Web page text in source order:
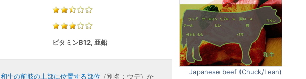
ビタミンB12, 亜鉛
和牛の前肢の上部に位置する部位 （別名：ウデ）か
Japanese beef (Chuck/Lean)